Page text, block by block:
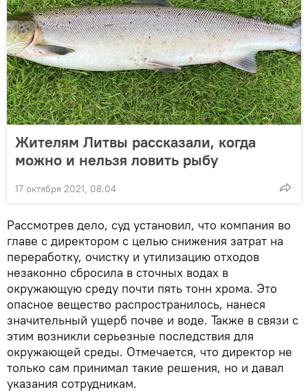
Жителям Литвы рассказали, когда
можно и нельзя ловить рыбу
17 октября 2021, 08:04
Рассмотрев дело, суд установил, что компания во
главе с директором с целью снижения затрат на
переработку, очистку и утилизацию отходов
незаконно сбросила в сточных водах в
окружающую среду почти пять тонн хрома. Это
опасное вещество распространилось, нанеся
значительный ущерб почве и воде. Также в связи с
этим возникли серьезные последствия для
окружающей среды. Отмечается, что директор не
только сам принимал такие решения, но и давал
указания сотрудникам.